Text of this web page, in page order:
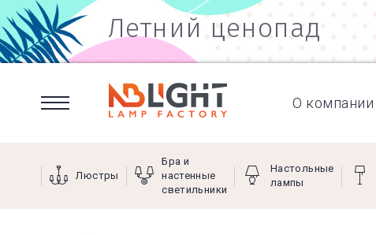
Летний ценопад
О компании
Люстры
Бра и
настенные
светильники
Настольные
лампы